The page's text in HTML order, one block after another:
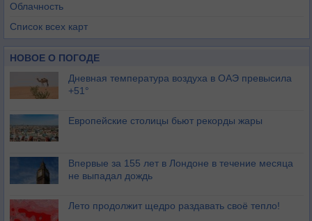
Облачность
Список всех карт
НОВОЕ О ПОГОДЕ
Дневная температура воздуха в ОАЭ превысила
+51°
Европейские столицы бьют рекорды жары
Впервые за 155 лет в Лондоне в течение месяца
не выпадал дождь
Лето продолжит щедро раздавать своё тепло!